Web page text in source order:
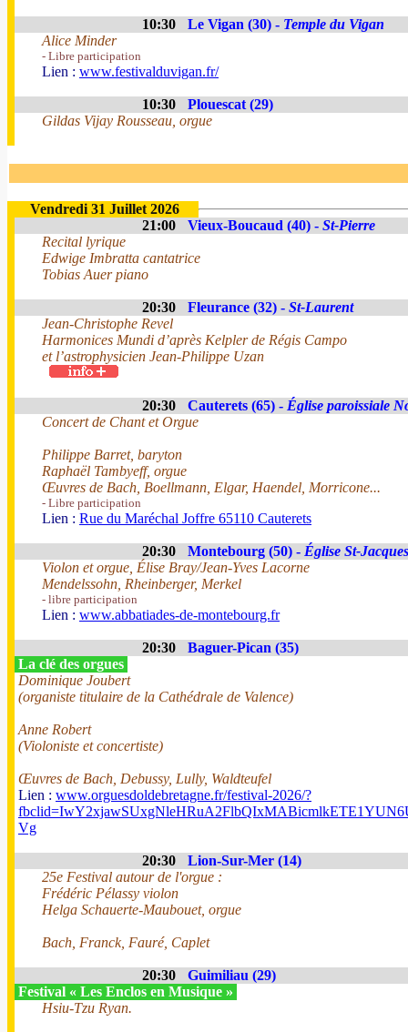
10:30 Le Vigan (30) - Temple du Vigan
Alice Minder
- Libre participation
Lien : www.festivalduvigan.fr/
10:30
Plouescat (29)
Gildas Vijay Rousseau, orgue
Vendredi 31 Juillet 2026
21:00
Vieux-Boucaud (40) - St-Pierre
Recital lyrique
Edwige Imbratta cantatrice
Tobias Auer piano
20:30 Fleurance (32) - St-Laurent
Jean-Christophe Revel
Harmonices Mundi d’après Kelpler de Régis Campo
et l’astrophysicien Jean-Philippe Uzan
20:30 Cauterets (65) - Église paroissiale
Concert de Chant et Orgue
Philippe Barret, baryton
Raphaël Tambyeff, orgue
Œuvres de Bach, Boellmann, Elgar, Haendel, Morricone...
- Libre participation
Lien : Rue du Maréchal Joffre 65110 Cauterets
20:30 Montebourg (50) - Église St-Jacques
Violon et orgue, Élise Bray/Jean-Yves Lacorne
Mendelssohn, Rheinberger, Merkel
- libre participation
Lien : www.abbatiades-de-montebourg.fr
20:30
Baguer-Pican (35)
La clé des orgues
Dominique Joubert
(organiste titulaire de la Cathédrale de Valence)
Anne Robert
(Violoniste et concertiste)
Œuvres de Bach, Debussy, Lully, Waldteufel
Lien : www.orguesdoldebretagne.fr/festival-2026/?
Vg
20:30
Lion-Sur-Mer (14)
25e Festival autour de l'orgue :
Frédéric Pélassy violon
Helga Schauerte-Maubouet, orgue
Bach, Franck, Fauré, Caplet
20:30
Guimiliau (29)
Festival « Les Enclos en Musique »
Hsiu-Tzu Ryan.